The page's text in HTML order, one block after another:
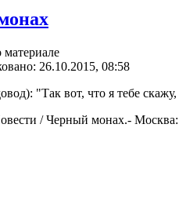
26.10.2015, 08:58
"Так вот, что я тебе
/ Черный монах.-